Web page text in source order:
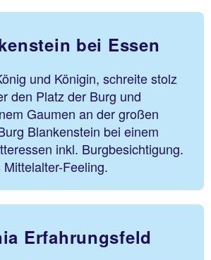
bei Essen
und Königin, schreite stolz
den Platz der Burg und
Gaumen an der großen
Blankenstein bei einem
inkl. Burgbesichtigung.
Feeling.
Erfahrungsfeld